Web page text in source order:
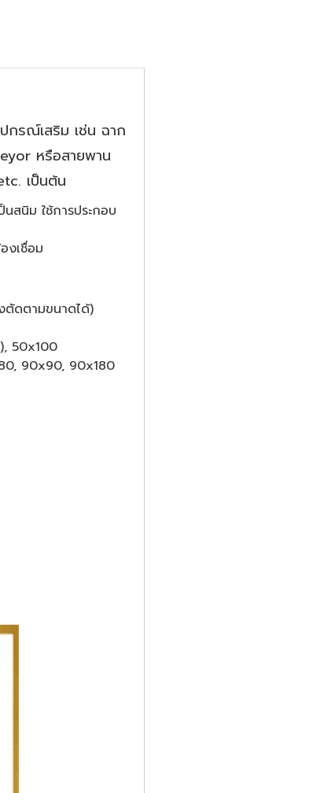
กรณ์เสริม เช่น ฉาก
หรือสายพาน
เป็นต้น
สนิม ใช้การประกอบ
งเชื่อม
ตัดตามขนาดได้)
50x100
90x90, 90x180